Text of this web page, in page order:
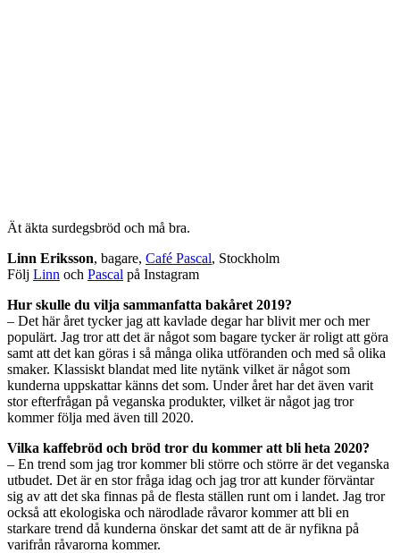
Ät äkta surdegsbröd och må bra.
Linn Eriksson, bagare, Café Pascal, Stockholm
Följ Linn och Pascal på Instagram
Hur skulle du vilja sammanfatta bakåret 2019?
– Det här året tycker jag att kavlade degar har blivit mer och mer
populärt. Jag tror att det är något som bagare tycker är roligt att göra
samt att det kan göras i så många olika utföranden och med så olika
smaker. Klassiskt blandat med lite nytänk vilket är något som
kunderna uppskattar känns det som. Under året har det även varit
stor efterfrågan på veganska produkter, vilket är något jag tror
kommer följa med även till 2020.
Vilka kaffebröd och bröd tror du kommer att bli heta 2020?
– En trend som jag tror kommer bli större och större är det veganska
utbudet. Det är en stor fråga idag och jag tror att kunder förväntar
sig av att det ska finnas på de flesta ställen runt om i landet. Jag tror
också att ekologiska och närodlade råvaror kommer att bli en
starkare trend då kunderna önskar det samt att de är nyfikna på
varifrån råvarorna kommer.